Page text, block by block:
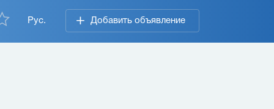
Рус. Добавить объявление